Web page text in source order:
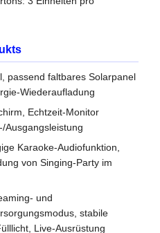
passend faltbares Solarpanel
Wiederaufladung
Echtzeit-Monitor
Ausgangsleistung
Karaoke-Audiofunktion,
von Singing-Party im
und
stabile
Live-Ausrüstung